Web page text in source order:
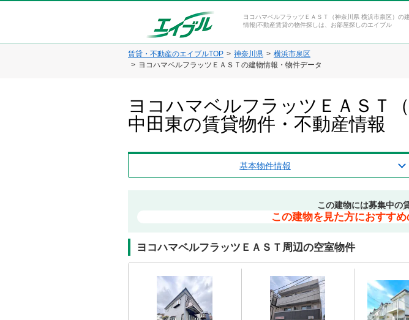
ヨコハマベルフラッツＥＡＳＴ（神奈川県 横浜市泉区）の
情報|不動産賃貸の物件探しは、お部屋探しのエイブル
賃貸・不動産のエイブルTOP 神奈川県
横浜市泉区
ヨコハマベルフラッツＥＡＳＴの建物情報・物件データ
ヨコハマベルフラッツＥＡＳＴ
中田東の賃貸物件・不動産情報
基本物件情報
この建物には募集中の
この建物を見た方におすす
ヨコハマベルフラッツＥＡＳＴ周辺の空室物件